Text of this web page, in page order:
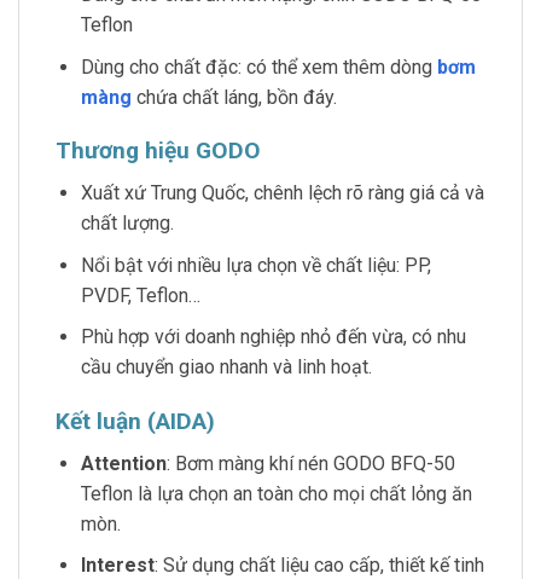
Teflon
Dùng cho chất đặc: có thể xem thêm dòng bơm
màng chứa chất láng, bồn đáy.
Thương hiệu GODO
Xuất xứ Trung Quốc, chênh lệch rõ ràng giá cả và
chất lượng.
Nổi bật với nhiều lựa chọn về chất liệu: PP,
PVDF, Teflon…
Phù hợp với doanh nghiệp nhỏ đến vừa, có nhu
cầu chuyển giao nhanh và linh hoạt.
Kết luận (AIDA)
Attention: Bơm màng khí nén GODO BFQ-50
Teflon là lựa chọn an toàn cho mọi chất lỏng ăn
mòn.
Interest: Sử dụng chất liệu cao cấp, thiết kế tinh